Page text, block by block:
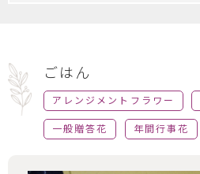
ごはん
アレンジメントフラワー
一般贈答花 年間行事花